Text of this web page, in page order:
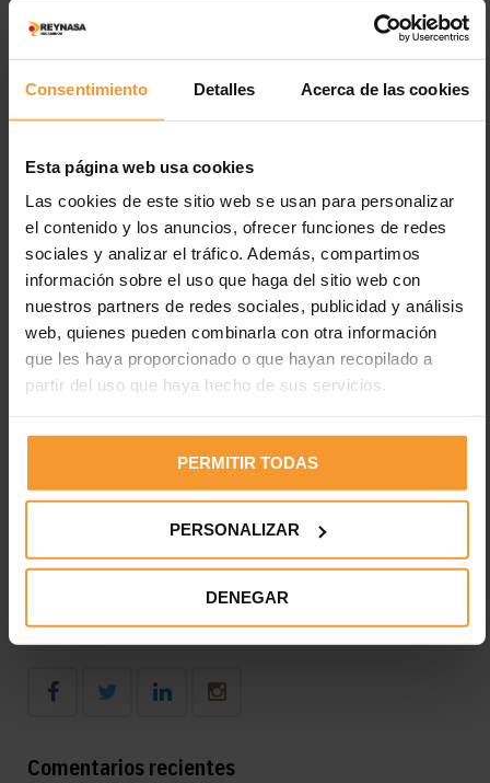
Consentimiento Detalles Acerca de las cookies
Esta página web usa cookies
Las cookies de este sitio web se usan para personalizar
el contenido y los anuncios, ofrecer funciones de redes
sociales y analizar el tráfico. Además, compartimos
información sobre el uso que haga del sitio web con
nuestros partners de redes sociales, publicidad y análisis
web, quienes pueden combinarla con otra información
que les haya proporcionado o que hayan recopilado a
partir del uso que haya hecho de sus servicios.
PERMITIR TODAS
PERSONALIZAR
DENEGAR
Entradas recientes
Los neumáticos están desgastados en el 2% de los
accidentes de tráfico con víctimas
Uno de cada cuatro vehículos circula con fallos en luces,
cuando el 35% de fallecidos es en horas con poca luz
prevención
aseguradoras por la pintura a los talleres madrileños
Diagnóstico en el taller del funcionamiento del aire
acondicionado: consejos clave
Síguenos
Comentarios recientes